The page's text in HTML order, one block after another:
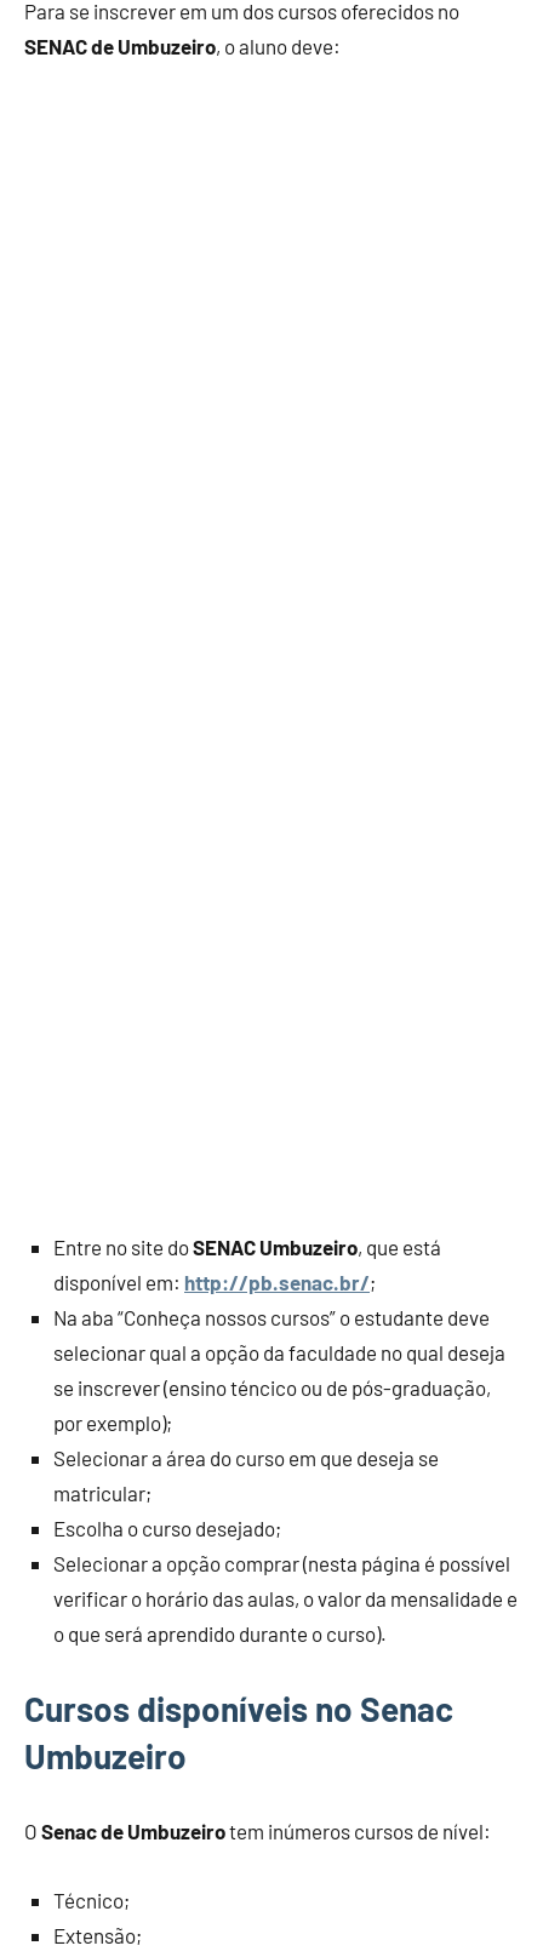
Para se inscrever em um dos cursos oferecidos no
SENAC de Umbuzeiro, o aluno deve:
Entre no site doSENAC Umbuzeiro, que está
disponível em: http://pb.senac.br/;
Na aba “Conheça nossos cursos” o estudante deve
selecionar qual a opção da faculdade no qual deseja
se inscrever (ensino téncico ou de pós-graduação,
por exemplo);
Selecionar a área do curso em que deseja se
matricular;
Escolha o curso desejado;
Selecionar a opção comprar (nesta página é possível
verificar o horário das aulas, o valor da mensalidade e
o que será aprendido durante o curso).
Cursos disponíveis no Senac
Umbuzeiro
O Senac de Umbuzeirotem inúmeros cursos de nível:
Técnico;
Extensão;